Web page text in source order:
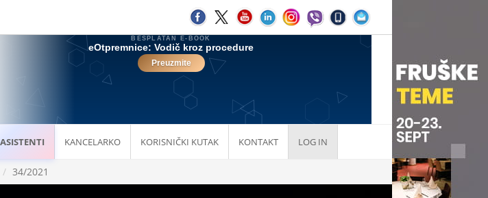
ASISTENTI KANCELARKO KORISNIČKI KUTAK KONTAKT LOG IN
34/2021